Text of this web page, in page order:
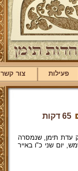
פעילות צור קשר
65 דקות
עדת תימן, שנמסרה
יום שני כ"ו באייר